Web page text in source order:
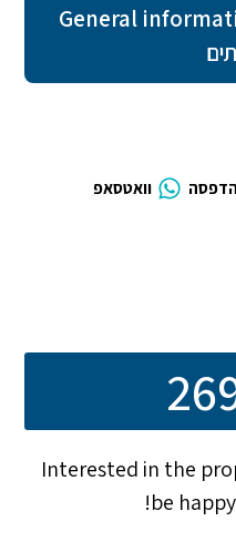
General
הדפסה וואטסאפ
Interested in the
be